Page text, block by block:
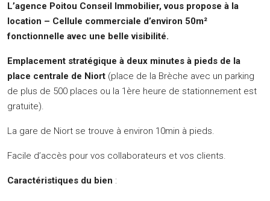
L’agence Poitou Conseil Immobilier, vous propose à la
location – Cellule commerciale d’environ 50m²
fonctionnelle avec une belle visibilité.
Emplacement stratégique à deux minutes à pieds de la
place centrale de Niort (place de la Brèche avec un parking
de plus de 500 places ou la 1ère heure de stationnement est
gratuite).
La gare de Niort se trouve à environ 10min à pieds.
Facile d’accès pour vos collaborateurs et vos clients.
Caractéristiques du bien :